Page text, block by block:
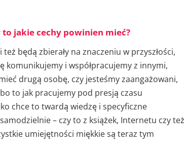
to jakie cechy powinien mieć?
będą zbierały na znaczeniu w przyszłości,
komunikujemy i współpracujemy z innymi,
drugą osobę, czy jesteśmy zaangażowani,
to jak pracujemy pod presją czasu
chce to twardą wiedzę i specyficzne
– czy to z książek, Internetu czy też
umiejętności miękkie są teraz tym